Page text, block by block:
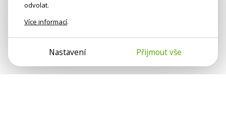
odvolat.
Více informací.
Nastavení Přijmout vše